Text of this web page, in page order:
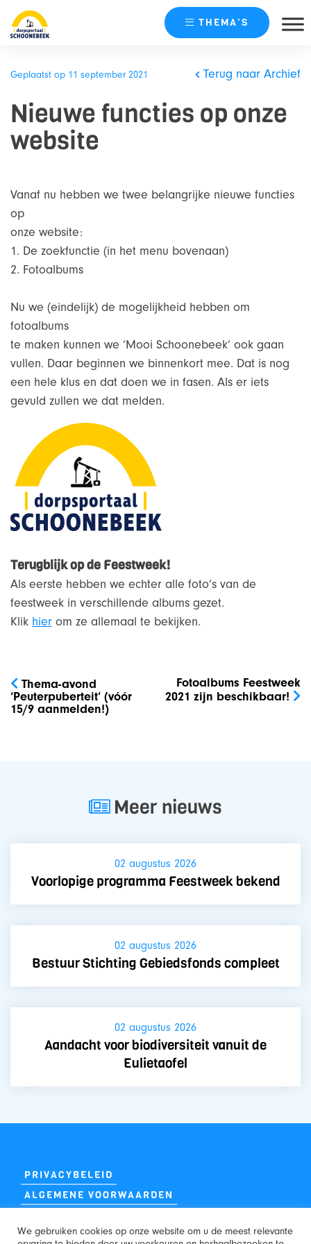
naar
THEMA’S
Geplaatst op 11 september 2021 Terug naar Archief
Nieuwe functies op onze
website
Vanaf nu hebben we twee belangrijke nieuwe functies
op
onze website:
1. De zoekfunctie (in het menu bovenaan)
2. Fotoalbums
Nu we (eindelijk) de mogelijkheid hebben om
fotoalbums
te maken kunnen we ‘Mooi Schoonebeek’ ook gaan
vullen. Daar beginnen we binnenkort mee. Dat is nog
een hele klus en dat doen we in fasen. Als er iets
gevuld zullen we dat melden.
Terugblijk op de Feestweek!
Als eerste hebben we echter alle foto’s van de
feestweek in verschillende albums gezet.
Klik hier om ze allemaal te bekijken.
navigatie
Thema-avond
‘Peuterpuberteit’ (vóór
15/9 aanmelden!)
Fotoalbums Feestweek
2021 zijn beschikbaar!
Meer nieuws
02 augustus 2026
Voorlopige programma Feestweek bekend
02 augustus 2026
Bestuur Stichting Gebiedsfonds compleet
02 augustus 2026
Aandacht voor biodiversiteit vanuit de
Eulietaofel
PRIVACYBELEID
ALGEMENE VOORWAARDEN
We gebruiken cookies op onze website om u de meest relevante